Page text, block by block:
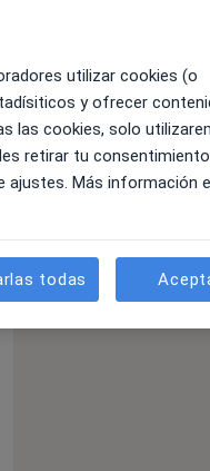
utilizar cookies (o
y ofrecer
las cookies, solo
retirar tu
ajustes. Más información
todas